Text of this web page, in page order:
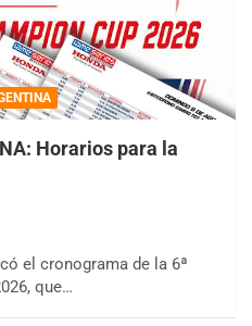
Horarios para la
el cronograma de la 6ª
que…